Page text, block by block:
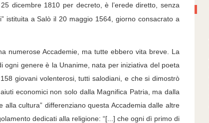
dicembre 1810 per decreto, è l’erede diretto, senza
istituita a Salò il 20 maggio 1564, giorno consacrato a
Accademie, ma tutte ebbero vita breve. La
ogni genere è la Unanime, nata per iniziativa del poeta
giovani volenterosi, tutti salodiani, e che si dimostrò
economici non solo dalla Magnifica Patria, ma dalla
cultura” differenziano questa Accademia dalle altre
dedicati alla religione: “[...] che ogni dì primo di